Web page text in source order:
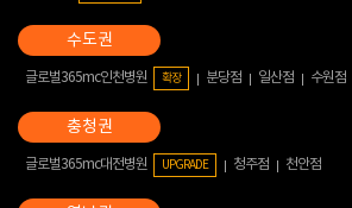
글로벌365mc인천병원 확장 분당점 일산점 수원점
글로벌365mc대전병원 UPGRADE 청주점 천안점